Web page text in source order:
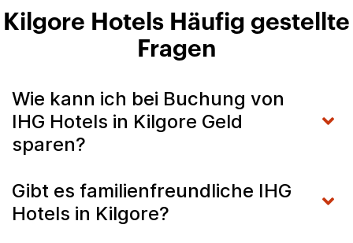
Kilgore Hotels Häufig gestellte
Fragen
Wie kann ich bei Buchung von
IHG Hotels in Kilgore Geld
sparen?
Gibt es familienfreundliche IHG
Hotels in Kilgore?